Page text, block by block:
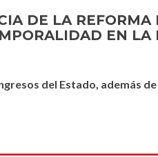
DE LA REFORMA
EN LA
del Estado, además